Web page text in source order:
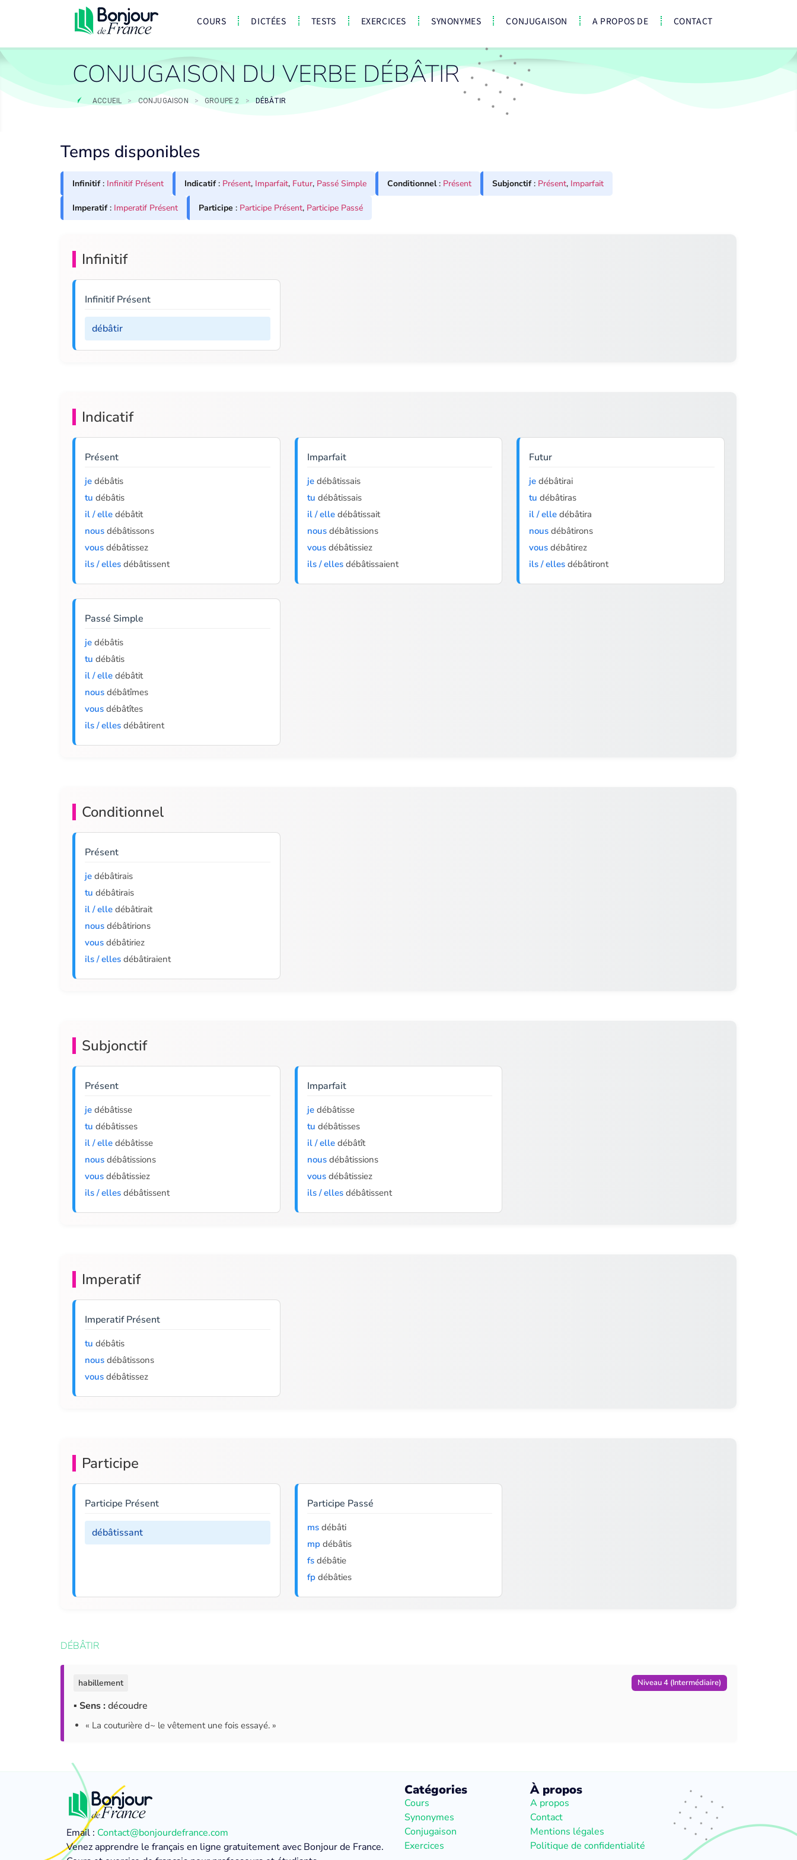
COURS DICTÉES TESTS EXERCICES SYNONYMES CONJUGAISON A PROPOS DE CONTACT
CONJUGAISON DU VERBE DÉBÂTIR
ACCUEIL > CONJUGAISON > GROUPE 2 > DÉBÂTIR
Temps disponibles
Infinitif: Infinitif Présent Indicatif: Présent, Imparfait, Futur, Passé Simple Conditionnel: Présent Subjonctif: Présent, Imparfait
Imperatif: Imperatif Présent Participe : Participe Présent, Participe Passé
Infinitif
Infinitif Présent
débâtir
Indicatif
Présent
je débâtis
tu débâtis
il / elle débâtit
nous débâtissons
vous débâtissez
ils / elles débâtissent
Imparfait
jedébâtissais
tu débâtissais
il / elledébâtissait
nousdébâtissions
vousdébâtissiez
ils / ellesdébâtissaient
Futur
je débâtirai
tu débâtiras
il / elle débâtira
nous débâtirons
vous débâtirez
ils / elles débâtiront
Passé Simple
je débâtis
tu débâtis
il / elle débâtit
nous débâtîmes
vous débâtîtes
ils / elles débâtirent
Conditionnel
Présent
je débâtirais
tu débâtirais
il / elle débâtirait
nous débâtirions
vous débâtiriez
ils / elles débâtiraient
Subjonctif
Présent
je débâtisse
tu débâtisses
il / elle débâtisse
nous débâtissions
vous débâtissiez
ils / elles débâtissent
Imparfait
jedébâtisse
tu débâtisses
il / elledébâtît
nousdébâtissions
vousdébâtissiez
ils / ellesdébâtissent
Imperatif
Imperatif Présent
tu débâtis
nous débâtissons
vous débâtissez
Participe
Participe Présent
débâtissant
Participe Passé
msdébâti
mpdébâtis
fsdébâtie
fpdébâties
DÉBÂTIR
habillement Niveau 4 (Intermédiaire)
▪ Sens : découdre
« La couturière d~ le vêtement une fois essayé. »
Email : Contact@bonjourdefrance.com
Venez apprendre le français en ligne gratuitement avec Bonjour de France.
Catégories
Cours
Synonymes
Conjugaison
Exercices
À propos
A propos
Contact
Mentions légales
Politique de confidentialité